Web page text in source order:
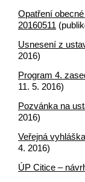
Opatření
20160511
Usnesení z
2016)
Program 4.
11. 5. 2016)
Pozvánka na
2016)
Veřejná
4. 2016)
ÚP Citice –